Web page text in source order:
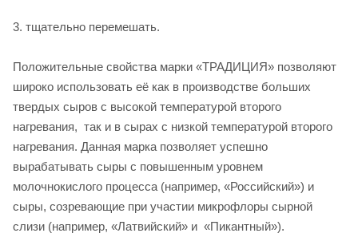
3. тщательно перемешать.
Положительные свойства марки «ТРАДИЦИЯ» позволяют
широко использовать её как в производстве больших
твердых сыров с высокой температурой второго
нагревания, так и в сырах с низкой температурой второго
нагревания. Данная марка позволяет успешно
вырабатывать сыры с повышенным уровнем
молочнокислого процесса (например, «Российский») и
сыры, созревающие при участии микрофлоры сырной
слизи (например, «Латвийский» и «Пикантный»).